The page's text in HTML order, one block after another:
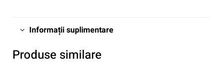
Informații suplimentare
Produse similare